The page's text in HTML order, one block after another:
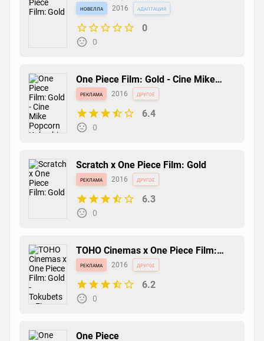
новелла 2016 адаптация
0
0
One Piece Film: Gold - Cine Mike
Popcorn Kokuchi
реклама 2016 другое
6.4
0
Scratch x One Piece Film: Gold
реклама 2016 другое
6.3
0
TOHO Cinemas x One Piece Film:
Gold - Tokubetsu Eizou
реклама 2016 другое
6.2
0
One Piece